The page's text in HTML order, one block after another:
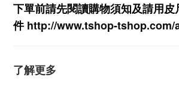
下單前請先閱讀購物須知及請用皮
件 http://www.tshop-tshop.com/
了解更多